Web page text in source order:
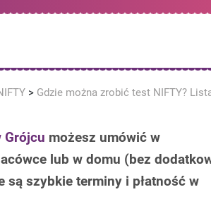
> Gdzie można zrobić test NIFTY?
Grójcu możesz umówić w
lub w domu (bez
są szybkie terminy i płatność w